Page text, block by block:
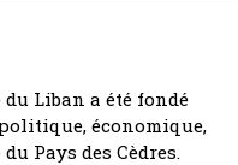
Liban a été fondé
économique,
Pays des Cèdres.